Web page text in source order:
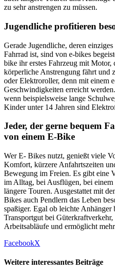
zu sehr anstrengen zu müssen.
Jugendliche profitieren
Gerade Jugendliche, deren
Fahrrad ist, sind von e-bikes
bike ihr erstes Fahrzeug mit Motor,
körperliche Anstrengung fährt und
oder Elektroroller, denn mit einem
Geschwindigkeiten erreicht
wenn beispielsweise lange
Kinder unter 14 Jahren sind
Jeder, der gerne bequem
von einem E-Bike
Wer E- Bikes nutzt, genießt viele
Komfort, kürzere Anfahrtszeiten
Bewegung im Freien. Es gibt eine
im Alltag, bei Ausflügen, bei
längere Touren. Ausgestattet mit
Bikes auch Pendlern das Leben
spaßiger. Egal ob leichte
Transportgut bei
Arbeitsabläufe und ermöglicht
FacebookX
Weitere interessantes Beiträge